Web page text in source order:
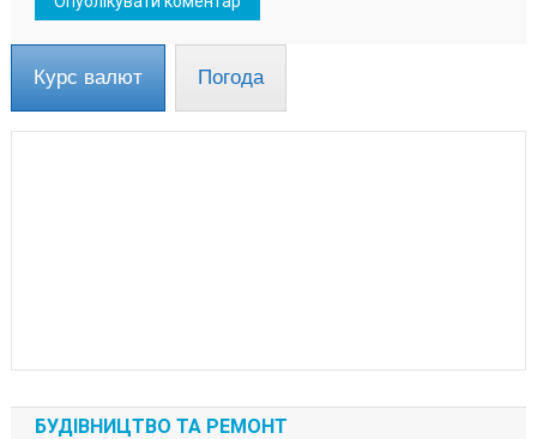
Курс валют Погода
БУДІВНИЦТВО ТА РЕМОНТ